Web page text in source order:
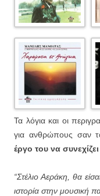
Τα λόγια και οι
για ανθρώπους σαν
έργο του να
“Στέλιο Αεράκη, θα
ιστορία στην μουσική